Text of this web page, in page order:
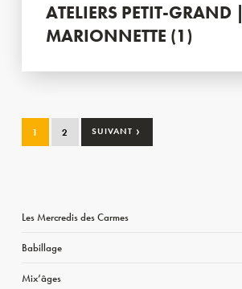
ATELIERS PETIT-GRAND |
MARIONNETTE (1)
1 2 SUIVANT ›
Les Mercredis des Carmes
Babillage
Mix’âges